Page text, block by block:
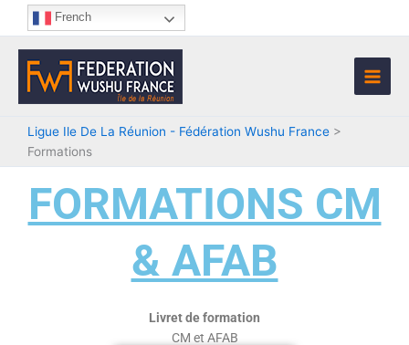
contenu
French
Ligue Ile De La Réunion - Fédération Wushu France >
Formations
FORMATIONS CM
& AFAB
Livret de formation
CM et AFAB